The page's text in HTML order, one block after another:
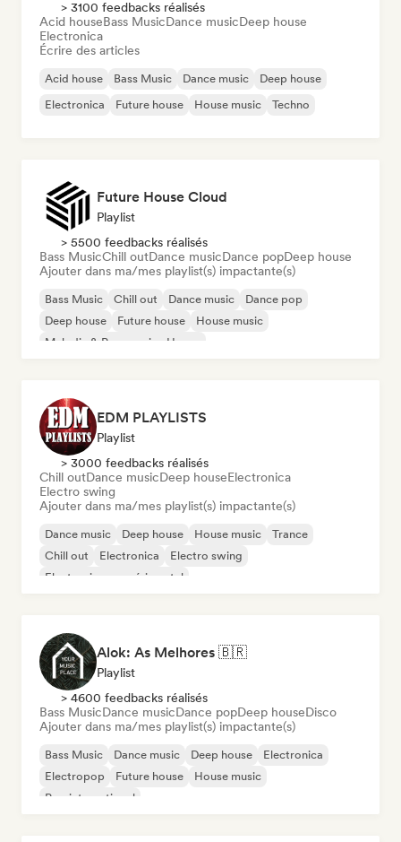
> 3100 feedbacks réalisés
Acid houseBass MusicDance musicDeep house
Electronica
Écrire des articles
Acid house Bass Music Dance music
Deep house
Electronica
Future house House music Techno
Future House Cloud
Playlist
> 5500 feedbacks réalisés
Bass MusicChill outDance musicDance popDeep house
Ajouter dans ma/mes playlist(s) impactante(s)
Bass Music Chill out Dance music
Dance pop
Deep house
Future house
House music
Melodic & Progressive House
EDM PLAYLISTS
Playlist
> 3000 feedbacks réalisés
Chill outDance musicDeep houseElectronica
Electro swing
Ajouter dans ma/mes playlist(s) impactante(s)
Dance music Deep house House music
Trance
Chill out
Electronica
Electro swing
Electronique expérimental
Alok: As Melhores 🇧🇷
Playlist
> 4600 feedbacks réalisés
Bass MusicDance musicDance popDeep houseDisco
Ajouter dans ma/mes playlist(s) impactante(s)
Bass Music Dance music Deep house
Electronica
Electropop
Future house
House music
Pop international